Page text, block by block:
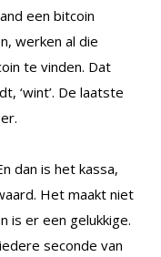
een bitcoin
werken al die
te vinden. Dat
‘wint’. De laatste
dan is het kassa,
Het maakt niet
is er een gelukkige.
seconde van